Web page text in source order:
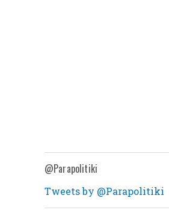
@Parapolitiki
Tweets by @Parapolitiki